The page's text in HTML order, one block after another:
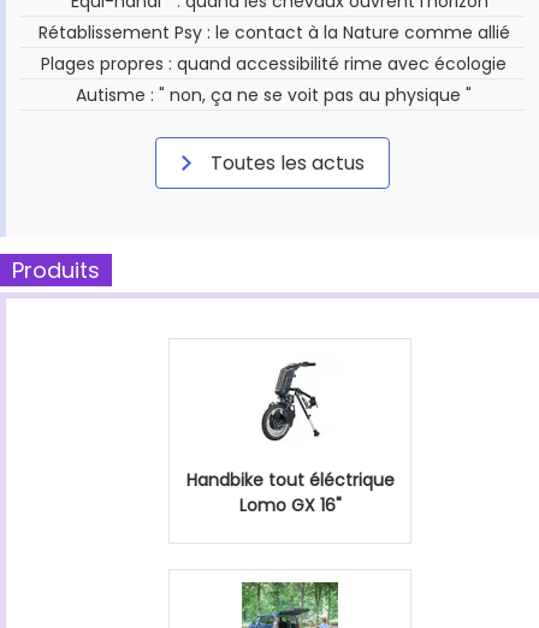
Rétablissement Psy : le contact à la Nature comme allié
Plages propres : quand accessibilité rime avec écologie
Autisme : " non, ça ne se voit pas au physique "
Toutes les actus
Produits
Handbike tout éléctrique
Lomo GX 16"